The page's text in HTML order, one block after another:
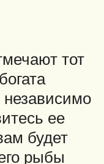
тот
ее
будет
рыбы